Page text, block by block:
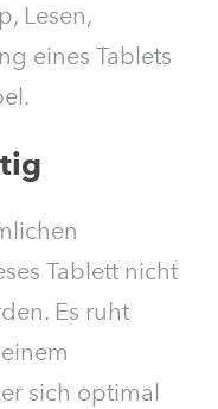
Lesen,
eines Tablets
Tablett nicht
Es ruht
sich optimal